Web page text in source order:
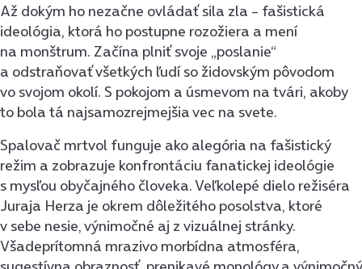
Až dokým ho nezačne ovládať sila zla – fašistická
ideológia, ktorá ho postupne rozožiera a mení
na monštrum. Začína plniť svoje „poslanie“
a odstraňovať všetkých ľudí so židovským pôvodom
vo svojom okolí. S pokojom a úsmevom na tvári, akoby
to bola tá najsamozrejmejšia vec na svete.
Spalovač mrtvol funguje ako alegória na fašistický
režim a zobrazuje konfrontáciu fanatickej ideológie
s mysľou obyčajného človeka. Veľkolepé dielo režiséra
Juraja Herza je okrem dôležitého posolstva, ktoré
v sebe nesie, výnimočné aj z vizuálnej stránky.
Všadeprítomná mrazivo morbídna atmosféra,